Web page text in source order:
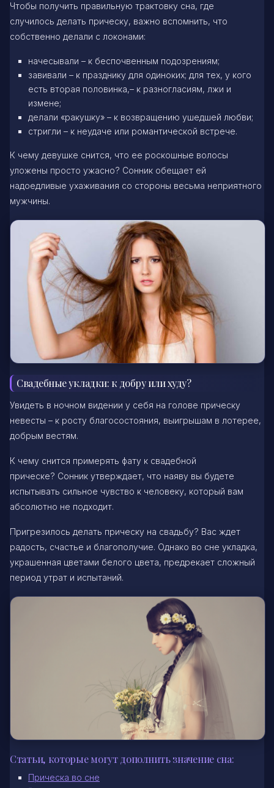
Чтобы получить правильную трактовку сна, где
случилось делать прическу, важно вспомнить, что
собственно делали с локонами:
начесывали – к беспочвенным подозрениям;
завивали – к празднику для одиноких; для тех, у кого
есть вторая половинка,– к разногласиям, лжи и
измене;
делали «ракушку» – к возвращению ушедшей любви;
стригли – к неудаче или романтической встрече.
К чему девушке снится, что ее роскошные волосы
уложены просто ужасно? Сонник обещает ей
надоедливые ухаживания со стороны весьма неприятного
мужчины.
Свадебные укладки: к добру или худу?
Увидеть в ночном видении у себя на голове прическу
невесты – к росту благосостояния, выигрышам в лотерее,
добрым вестям.
К чему снится примерять фату к свадебной
прическе? Сонник утверждает, что наяву вы будете
испытывать сильное чувство к человеку, который вам
абсолютно не подходит.
Пригрезилось делать прическу на свадьбу? Вас ждет
радость, счастье и благополучие. Однако во сне укладка,
украшенная цветами белого цвета, предрекает сложный
период утрат и испытаний.
Статьи, которые могут дополнить значение сна:
Прическа во сне